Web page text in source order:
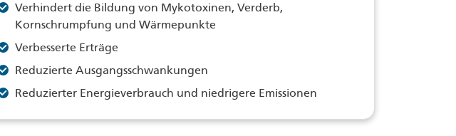
Verhindert die Bildung von Mykotoxinen, Verderb,
Kornschrumpfung und Wärmepunkte
Verbesserte Erträge
Reduzierte Ausgangsschwankungen
Reduzierter Energieverbrauch und niedrigere Emissionen